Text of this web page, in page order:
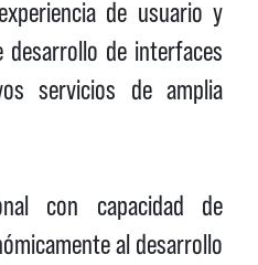
de usuario y
desarrollo de interfaces
servicios de amplia
con capacidad de
al desarrollo